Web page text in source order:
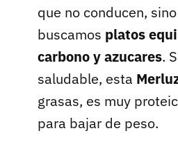
que no conducen,
buscamos platos
carbono y azucares.
saludable, esta
grasas, es muy
para bajar de peso.